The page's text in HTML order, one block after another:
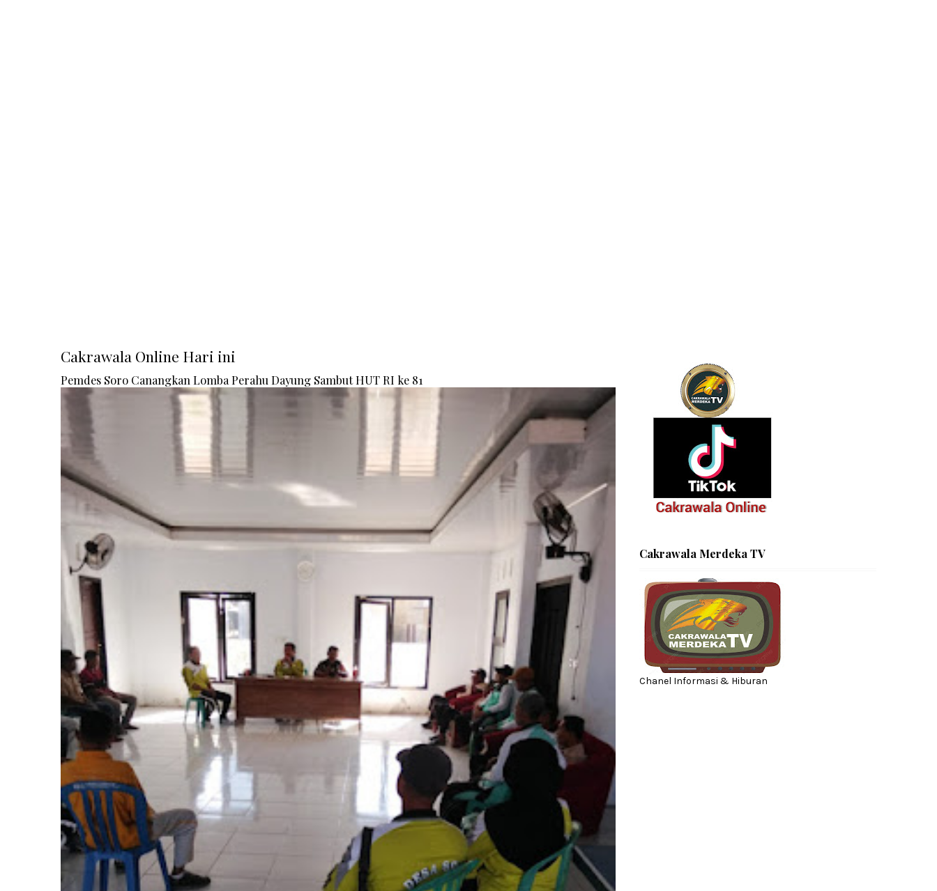
Cakrawala Online Hari ini
Pemdes Soro Canangkan Lomba Perahu Dayung Sambut HUT RI ke 81
Cakrawala Merdeka TV
Chanel Informasi & Hiburan